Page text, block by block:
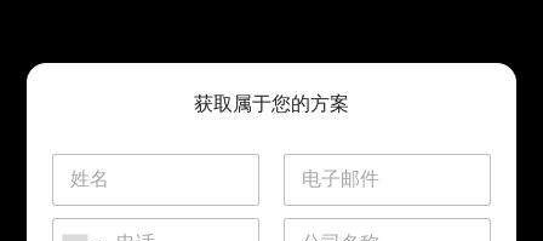
获取属于您的方案